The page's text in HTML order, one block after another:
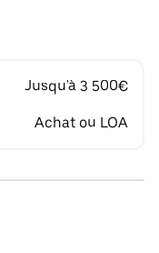
Jusqu'à 3 500€
Achat ou LOA